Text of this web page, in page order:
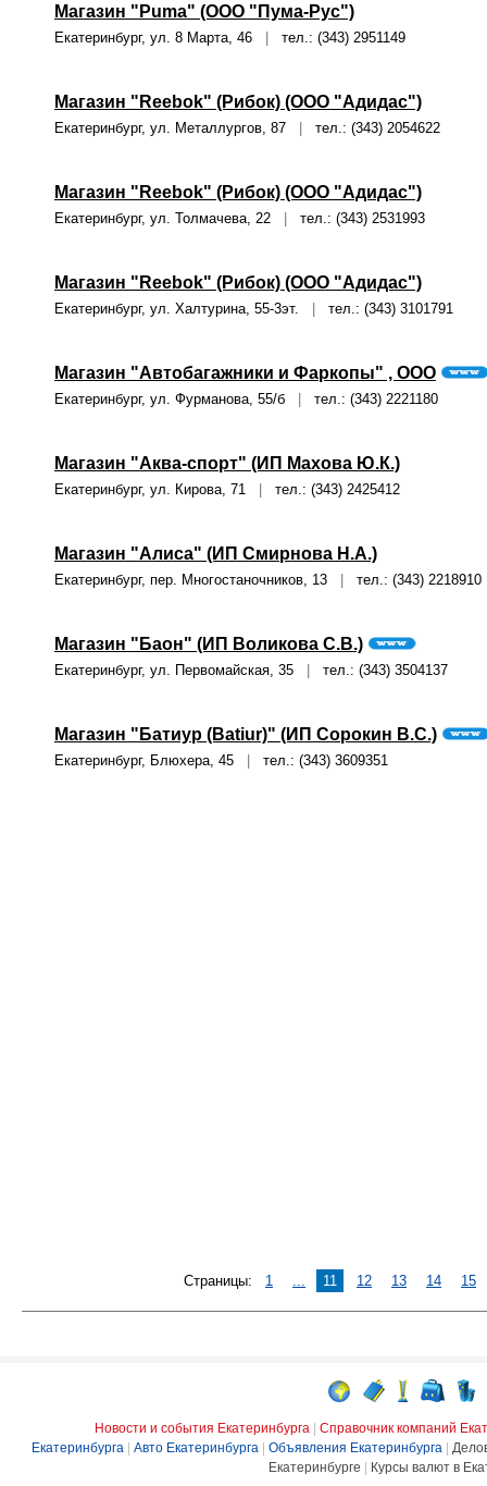
Магазин "Puma" (ООО "Пума-Рус")
Екатеринбург, ул. 8 Марта, 46 тел.: (343) 2951149
Магазин "Reebok" (Рибок) (ООО "Адидас")
Екатеринбург, ул. Металлургов, 87 тел.: (343) 2054622
Магазин "Reebok" (Рибок) (ООО "Адидас")
Екатеринбург, ул. Толмачева, 22 тел.: (343) 2531993
Магазин "Reebok" (Рибок) (ООО "Адидас")
Екатеринбург, ул. Халтурина, 55-3эт. тел.: (343) 3101791
Магазин "Автобагажники и Фаркопы" , ООО
Екатеринбург, ул. Фурманова, 55/б тел.: (343) 2221180
Магазин "Аква-спорт" (ИП Махова Ю.К.)
Екатеринбург, ул. Кирова, 71 тел.: (343) 2425412
Магазин "Алиса" (ИП Смирнова Н.А.)
Екатеринбург, пер. Многостаночников, 13 тел.: (343) 2218910
Магазин "Баон" (ИП Воликова С.В.)
Екатеринбург, ул. Первомайская, 35 тел.: (343) 3504137
Магазин "Батиур (Batiur)" (ИП Сорокин В.С.)
Екатеринбург, Блюхера, 45 тел.: (343) 3609351
Страницы: 1 ... 11 12 13 14 15
Новости и события Екатеринбурга
Справочник компаний
Екатеринбурга
Авто Екатеринбурга Объявления Екатеринбурга
Екатеринбурге
Курсы валют в